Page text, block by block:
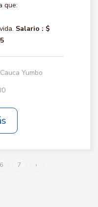
que:
Salario : $
Yumbo
6 7 ›